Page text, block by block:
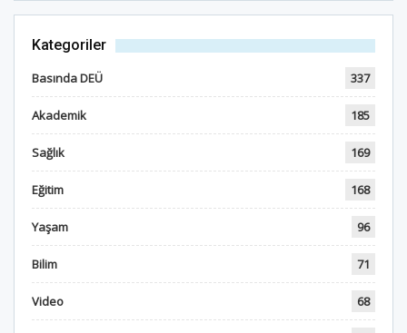
Kategoriler
Basında DEÜ 337
Akademik 185
Sağlık 169
Eğitim 168
Yaşam 96
Bilim 71
Video 68